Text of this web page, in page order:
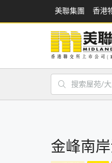
美聯集團 香港
金峰南